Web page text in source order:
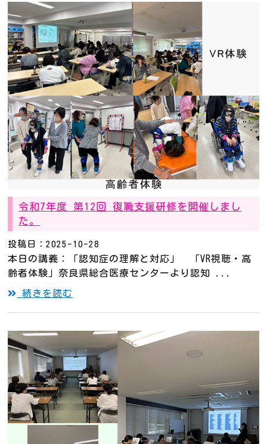
令和7年度 第12回 復職支援研修を開催しまし
た。
投稿日：2025-10-28
本日の講義：「認知症の理解と対応」 「VR視聴・高
齢者体験」奈良県総合医療センターより認知 ...
続きを読む